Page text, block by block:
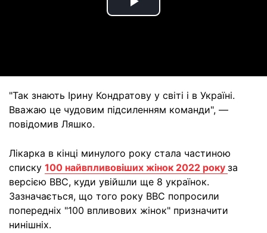
Play
"Так знають Ірину Кондратову у світі і в Україні.
Вважаю це чудовим підсиленням команди", —
повідомив Ляшко.
Лікарка в кінці минулого року стала частиною
списку 100 найвпливовіших жінок 2022 року за
версією BBC, куди увійшли ще 8 українок.
Зазначається, що того року ВВС попросили
попередніх "100 впливових жінок" призначити
нинішніх.